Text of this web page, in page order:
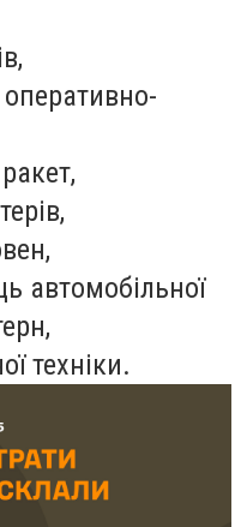
автомобільної
техніки.